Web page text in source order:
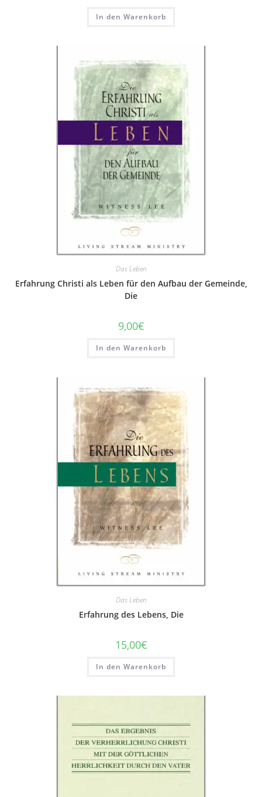
In den Warenkorb
Das Leben
Erfahrung Christi als Leben für den Aufbau der Gemeinde,
Die
9,00€
In den Warenkorb
Das Leben
Erfahrung des Lebens, Die
15,00€
In den Warenkorb